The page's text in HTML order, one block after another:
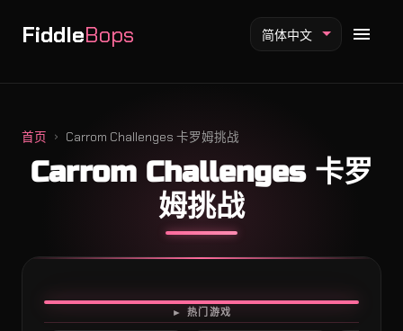
FiddleBops
Fiddlebops 模组
Incredibox 模组
Sprunki 模组
简体中文
首页 Carrom Challenges 卡罗姆挑战
Carrom Challenges 卡罗
姆挑战
► 热门游戏
开始游戏